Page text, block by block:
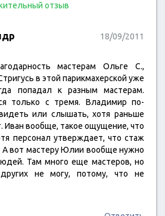
отзыв
18/09/2011
мастерам Ольге С.,
в этой парикмахерской уже
попадал к разным мастерам.
только с тремя. Владимир по-
или слышать, хотя раньше
Иван вообще, такое ощущение, что
персонал утверждает, что стаж
А вот мастеру Юлии вообще нужно
Там много еще мастеров, но
не могу, потому, что не